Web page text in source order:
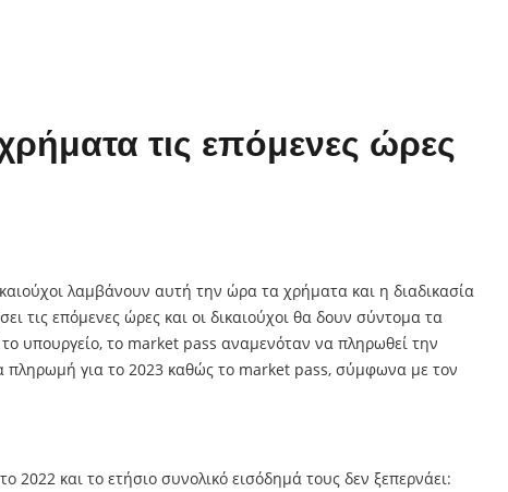
τις επόμενες ώρες
λαμβάνουν αυτή την ώρα τα χρήματα και η διαδικασία
τις επόμενες ώρες και οι δικαιούχοι θα δουν σύντομα τα
υπουργείο, το market pass αναμενόταν να πληρωθεί την
πληρωμή για το 2023 καθώς το market pass, σύμφωνα με τον
2022 και το ετήσιο συνολικό εισόδημά τους δεν ξεπερνάει: